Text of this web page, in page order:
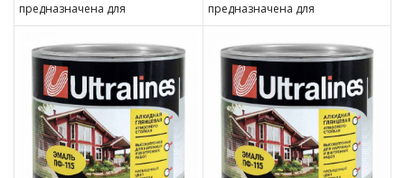
предназначена для
окрашивания деревянных,
металлических и других
поверхностей, подвергающихся
атмосферным воздействиям,
для окраски внутри
предназначена для
окрашивания деревянных,
металлических и других
поверхностей, подвергающихся
атмосферным воздействиям,
для окраски внутри